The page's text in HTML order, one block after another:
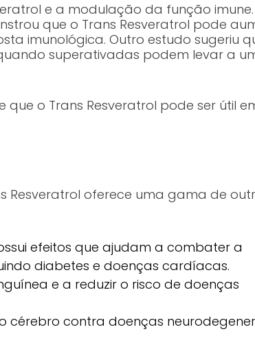
e a modulação da função imune.
que o Trans Resveratrol pode
imunológica. Outro estudo sugeriu
superativadas podem levar a
o Trans Resveratrol pode ser útil
Resveratrol oferece uma gama de
efeitos que ajudam a combater a
diabetes e doenças cardíacas.
e a reduzir o risco de doenças
cérebro contra doenças